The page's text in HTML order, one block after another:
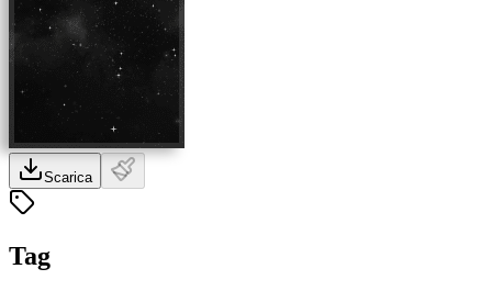
Scarica
Tag